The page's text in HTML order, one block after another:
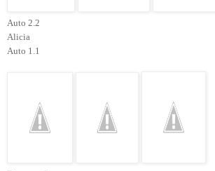
Auto 2.2
Alicia
Auto 1.1